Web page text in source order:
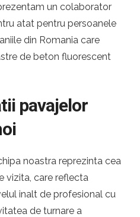
un colaborator
atat pentru persoanele
din Romania care
de beton fluorescent
pavajelor
noastra reprezinta cea
vizita, care reflecta
inalt de profesional cu
de turnare a